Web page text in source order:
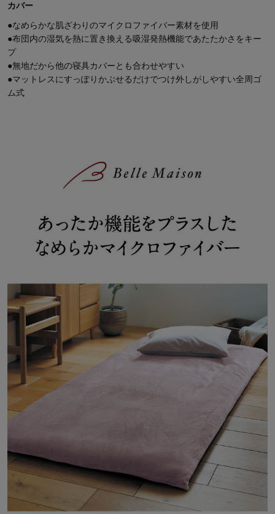
カバー
●なめらかな肌ざわりのマイクロファイバー素材を使用
●布団内の湿気を熱に置き換える吸湿発熱機能であたたかさをキー
プ
●無地だから他の寝具カバーとも合わせやすい
●マットレスにすっぽりかぶせるだけでつけ外しがしやすい全周ゴ
ム式